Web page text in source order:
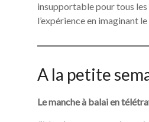
insupportable pour tous les
l’expérience en imaginant
A la petite
Le manche à balai en